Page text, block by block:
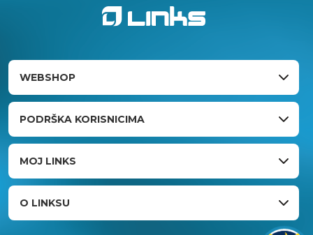
WEBSHOP
PODRŠKA KORISNICIMA
MOJ LINKS
O LINKSU